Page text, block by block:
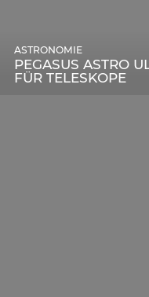
PEGASUS ASTRO
FÜR TELESKOPE
ASTRONOMIE